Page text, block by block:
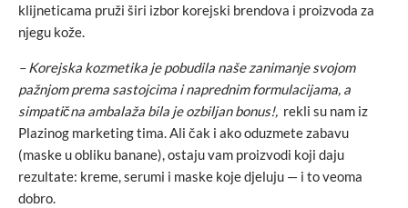
klijneticama pruži širi izbor korejski brendova i proizvoda za
njegu kože.
– Korejska kozmetika je pobudila naše zanimanje svojom
pažnjom prema sastojcima i naprednim formulacijama, a
simpatična ambalaža bila je ozbiljan bonus!, rekli su nam iz
Plazinog marketing tima. Ali čak i ako oduzmete zabavu
(maske u obliku banane), ostaju vam proizvodi koji daju
rezultate: kreme, serumi i maske koje djeluju — i to veoma
dobro.